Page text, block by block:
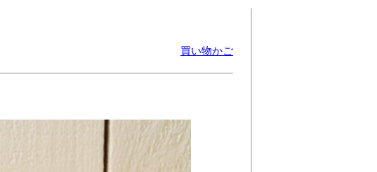
買い物かご